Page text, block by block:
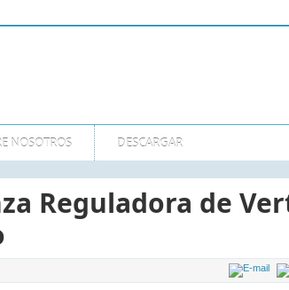
NOSOTROS DESCARGAR
Reguladora de